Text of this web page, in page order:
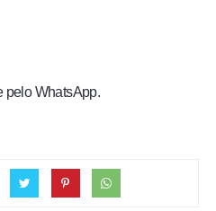
pelo WhatsApp.